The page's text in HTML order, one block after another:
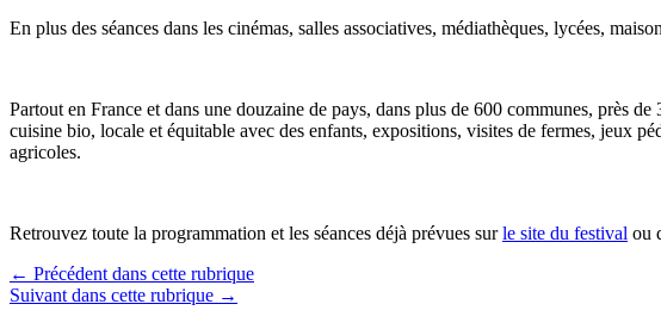
En plus des séances dans les cinémas, salles associatives, médiathèques, lycées,
Partout en France et dans une douzaine de pays, dans plus de 600 communes, près
cuisine bio, locale et équitable avec des enfants, expositions, visites de fermes, jeux
agricoles.
Retrouvez toute la programmation et les séances déjà prévues surle site du festival ou
← Précédent dans cette rubrique
Suivant dans cette rubrique →